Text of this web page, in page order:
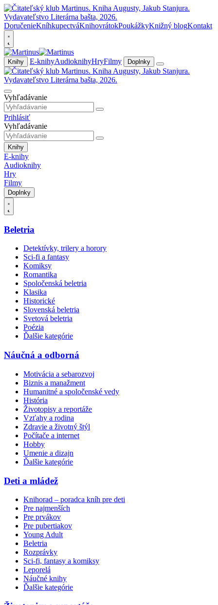
DoručenieKníhkupectváKnihovrátokPoukážkyKnižný blogKontakt
Knihy E-knihyAudioknihyHryFilmy Doplnky
Vyhľadávanie
Prihlásiť
Vyhľadávanie
Knihy
E-knihy
Audioknihy
Hry
Filmy
Doplnky
Beletria
Detektívky, trilery a horory
Sci-fi a fantasy
Komiksy
Romantika
Spoločenská beletria
Klasika
Historické
Slovenská beletria
Svetová beletria
Poézia
Ďalšie kategórie
Náučná a odborná
Motivácia a sebarozvoj
Biznis a manažment
Humanitné a spoločenské vedy
História
Životopisy a reportáže
Vzťahy a rodina
Zdravie a životný štýl
Počítače a internet
Hobby
Umenie a dizajn
Ďalšie kategórie
Deti a mládež
Knihorad – poradca kníh pre deti
Pre najmenších
Pre prvákov
Pre pubertiakov
Young Adult
Beletria
Rozprávky
Sci-fi, fantasy a komiksy
Leporelá
Náučné knihy
Ďalšie kategórie